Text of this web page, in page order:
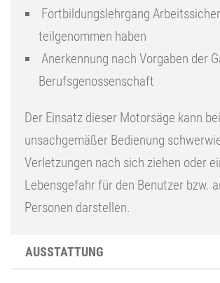
Fortbildungslehrgang
teilgenommen haben
Anerkennung nach Vorgaben der
Berufsgenossenschaft
Der Einsatz dieser Motorsäge kann bei
unsachgemäßer Bedienung
Verletzungen nach sich ziehen oder
Lebensgefahr für den Benutzer bzw.
Personen darstellen.
AUSSTATTUNG